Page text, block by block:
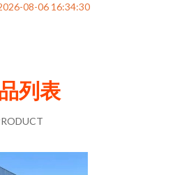
08-06 16:34:30
列表